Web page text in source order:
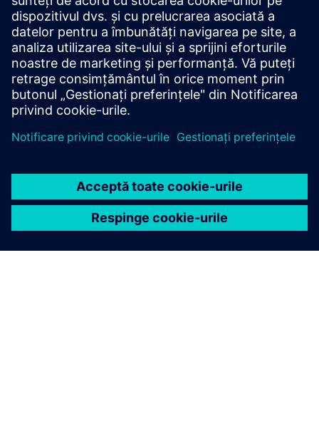
Explorați
Cariera dumneavoastră în Siemens
Explorați